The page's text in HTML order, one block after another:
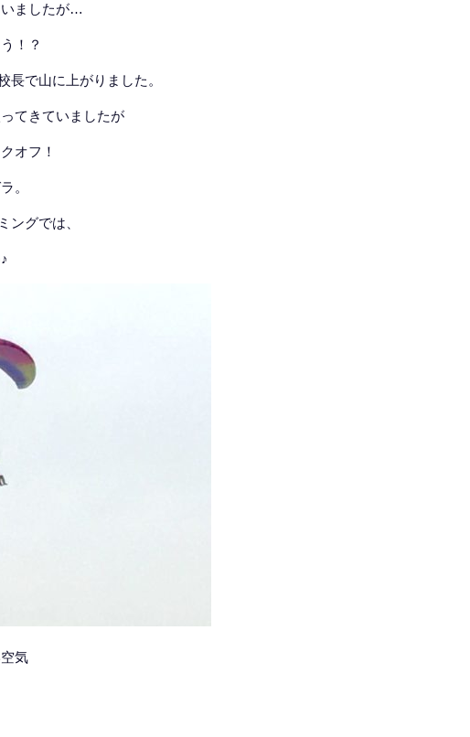
いましたが…
！？
長で山に上がりました。
てきていましたが
オフ！
。
ングでは、
気